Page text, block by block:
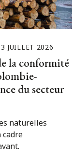
JUILLET 2026
la conformité
du secteur
naturelles